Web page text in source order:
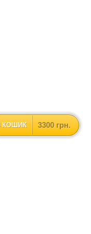
КОШИК 3300 грн.